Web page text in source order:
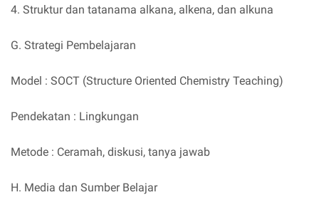
4. Struktur dan tatanama alkana, alkena, dan alkuna
G. Strategi Pembelajaran
Model : SOCT (Structure Oriented Chemistry Teaching)
Pendekatan : Lingkungan
Metode : Ceramah, diskusi, tanya jawab
H. Media dan Sumber Belajar